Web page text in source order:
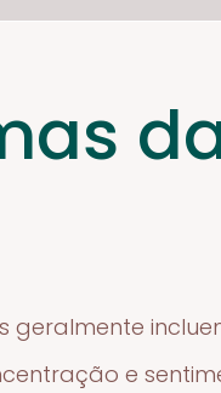
geralmente
e